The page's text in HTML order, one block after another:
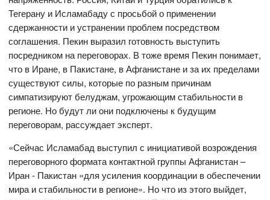
Тегерану и Исламабаду с просьбой о применении
сдержанности и устранении проблем посредством
соглашения. Пекин выразил готовность выступить
посредником на переговорах. В тоже время Пекин понимает,
что в Иране, в Пакистане, в Афганистане и за их пределами
существуют силы, которые по разным причинам
симпатизируют белуджам, угрожающим стабильности в
регионе. Но будут ли они подключены к будущим
переговорам, рассуждает эксперт.
«Сейчас Исламабад выступил с инициативой возрождения
переговорного формата контактной группы Афганистан –
Иран - Пакистан «для усиления координации в обеспечении
мира и стабильности в регионе». Но что из этого выйдет,